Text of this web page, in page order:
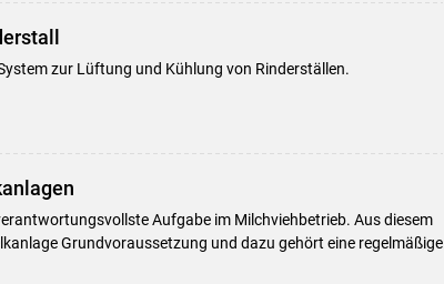
zur Lüftung und Kühlung von Rinderställen.
Aufgabe im Milchviehbetrieb. Aus diesem
Grundvoraussetzung und dazu gehört eine regelmäßige